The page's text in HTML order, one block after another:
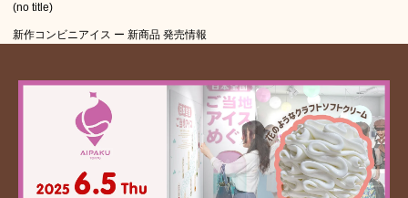
(no title)
新作コンビニアイス ー 新商品 発売情報